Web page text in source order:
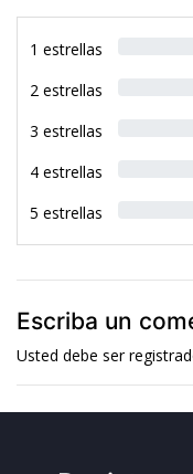
1 estrellas
2 estrellas
3 estrellas
4 estrellas
5 estrellas
Escriba un
Usted debe ser